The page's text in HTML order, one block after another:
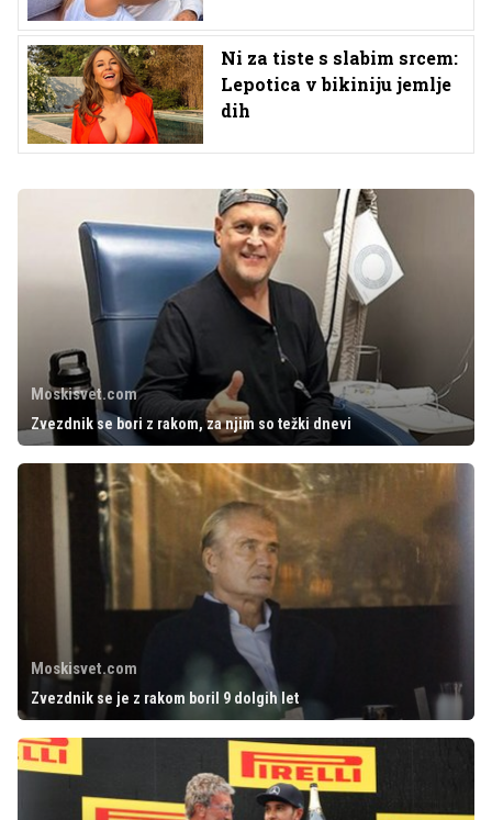
Ni za tiste s slabim srcem:
Lepotica v bikiniju jemlje
dih
Moskisvet.com
Zvezdnik se bori z rakom, za njim so težki dnevi
Moskisvet.com
Zvezdnik se je z rakom boril 9 dolgih let